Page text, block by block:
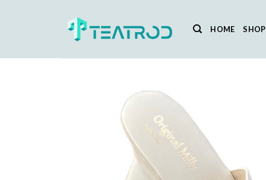
HOME SHOP